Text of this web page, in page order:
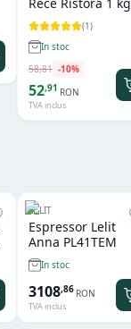
(1)
In stoc
58,81 -10%
52,91 RON
TVA inclus
LELIT
Espressor Lelit
Anna PL41TEM
In stoc
3108,86 RON
TVA inclus